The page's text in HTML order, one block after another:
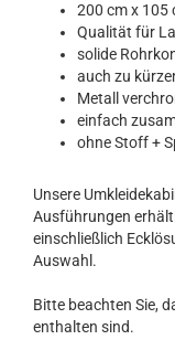
200 cm x 105
Qualität für
solide
auch zu
Metall
einfach
ohne Stoff +
Unsere
Ausführungen
einschließlich
Auswahl.
Bitte beachten Sie,
enthalten sind.